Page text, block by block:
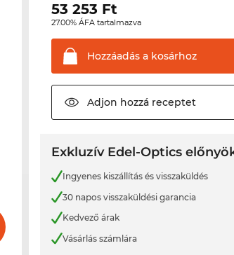
53 253 Ft
27.00% ÁFA tartalmazva
Hozzáadás a kosárhoz
Adjon hozzá receptet
Exkluzív Edel-Optics
Ingyenes kiszállítás és visszaküldés
30 napos visszaküldési garancia
Kedvező árak
Vásárlás számlára